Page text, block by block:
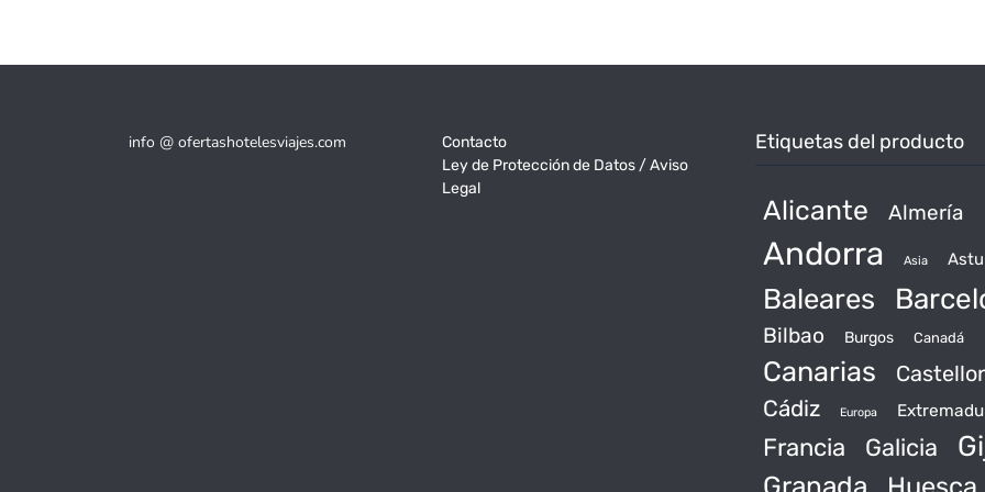
info @ ofertashotelesviajes.com
Contacto
Ley de Protección de Datos / Aviso
Legal
Etiquetas del producto
Alicante Almería
Andorra Asia
Baleares
Bilbao Burgos Canadá
Canarias
Cádiz
Europa
Francia Galicia